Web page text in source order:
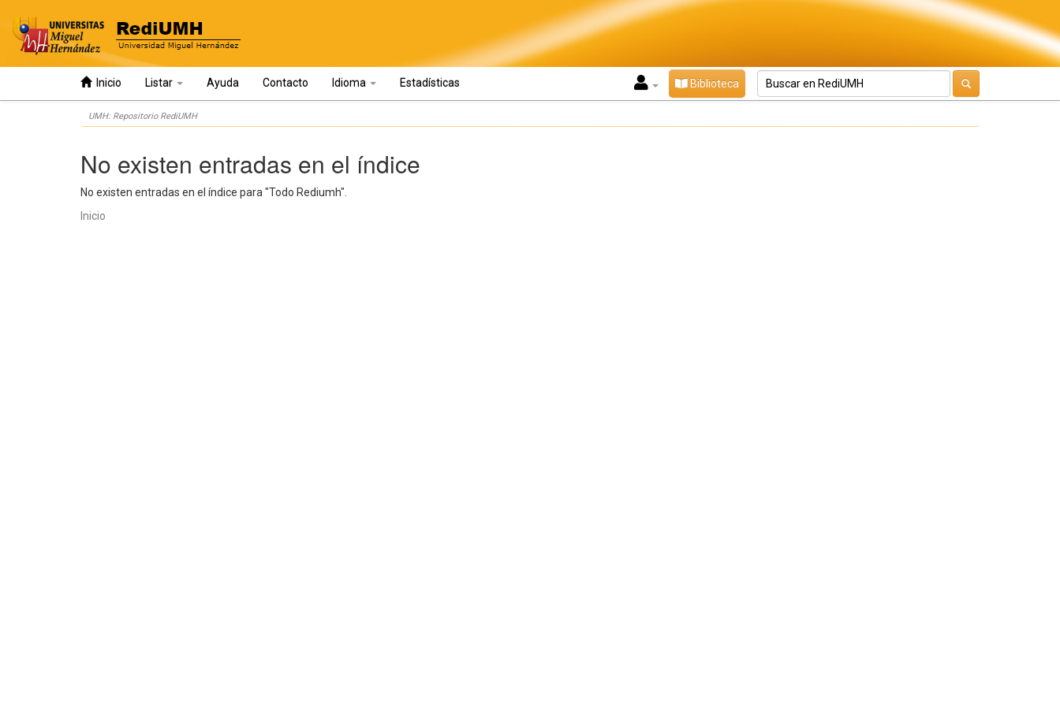
Inicio Listar Ayuda Contacto Idioma Estadísticas Biblioteca
UMH: Repositorio RediUMH
No existen entradas en el índice
No existen entradas en el índice para "Todo Rediumh".
Inicio